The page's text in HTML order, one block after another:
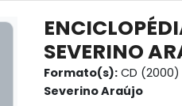
SEVERINO
Formato(s): CD (2000)
Severino Araújo